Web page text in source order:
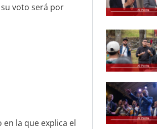
voto será por
la que explica el